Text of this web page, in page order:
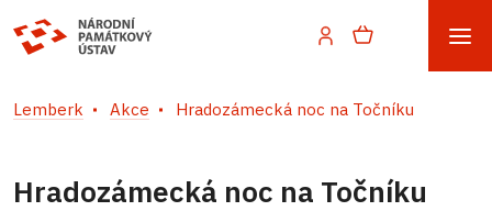
Lemberk Akce Hradozámecká noc na Točníku
Hradozámecká noc na Točníku